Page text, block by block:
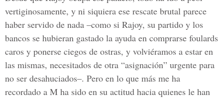
vertiginosamente, y ni siquiera ese rescate brutal parece
haber servido de nada –como si Rajoy, su partido y los
bancos se hubieran gastado la ayuda en comprarse foulards
caros y ponerse ciegos de ostras, y volviéramos a estar en
las mismas, necesitados de otra “asignación” urgente para
no ser desahuciados–. Pero en lo que más me ha
recordado a M ha sido en su actitud hacia quienes le han